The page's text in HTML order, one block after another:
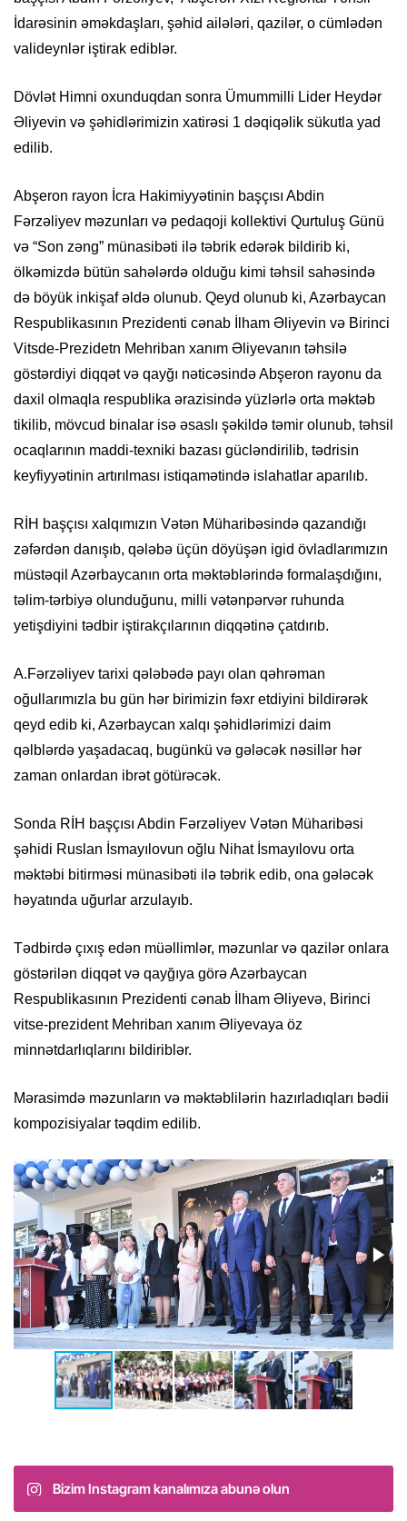
İdarəsinin əməkdaşları, şəhid ailələri, qazilər, o cümlədən
valideynlər iştirak ediblər.
Dövlət Himni oxunduqdan sonra Ümummilli Lider Heydər
Əliyevin və şəhidlərimizin xatirəsi 1 dəqiqəlik sükutla yad
edilib.
Abşeron rayon İcra Hakimiyyətinin başçısı Abdin
Fərzəliyev məzunları və pedaqoji kollektivi Qurtuluş Günü
və “Son zəng” münasibəti ilə təbrik edərək bildirib ki,
ölkəmizdə bütün sahələrdə olduğu kimi təhsil sahəsində
də böyük inkişaf əldə olunub. Qeyd olunub ki, Azərbaycan
Respublikasının Prezidenti cənab İlham Əliyevin və Birinci
Vitsde-Prezidetn Mehriban xanım Əliyevanın təhsilə
göstərdiyi diqqət və qayğı nəticəsində Abşeron rayonu da
daxil olmaqla respublika ərazisində yüzlərlə orta məktəb
tikilib, mövcud binalar isə əsaslı şəkildə təmir olunub, təhsil
ocaqlarının maddi-texniki bazası gücləndirilib, tədrisin
keyfiyyətinin artırılması istiqamətində islahatlar aparılıb.
RİH başçısı xalqımızın Vətən Müharibəsində qazandığı
zəfərdən danışıb, qələbə üçün döyüşən igid övladlarımızın
müstəqil Azərbaycanın orta məktəblərində formalaşdığını,
təlim-tərbiyə olunduğunu, milli vətənpərvər ruhunda
yetişdiyini tədbir iştirakçılarının diqqətinə çatdırıb.
A.Fərzəliyev tarixi qələbədə payı olan qəhrəman
oğullarımızla bu gün hər birimizin fəxr etdiyini bildirərək
qeyd edib ki, Azərbaycan xalqı şəhidlərimizi daim
qəlblərdə yaşadacaq, bugünkü və gələcək nəsillər hər
zaman onlardan ibrət götürəcək.
Sonda RİH başçısı Abdin Fərzəliyev Vətən Müharibəsi
şəhidi Ruslan İsmayılovun oğlu Nihat İsmayılovu orta
məktəbi bitirməsi münasibəti ilə təbrik edib, ona gələcək
həyatında uğurlar arzulayıb.
Tədbirdə çıxış edən müəllimlər, məzunlar və qazilər onlara
göstərilən diqqət və qayğıya görə Azərbaycan
Respublikasının Prezidenti cənab İlham Əliyevə, Birinci
vitse-prezident Mehriban xanım Əliyevaya öz
minnətdarlıqlarını bildiriblər.
Mərasimdə məzunların və məktəblilərin hazırladıqları bədii
kompozisiyalar təqdim edil ib.
Bizim Instagram kanalımıza abunə olun